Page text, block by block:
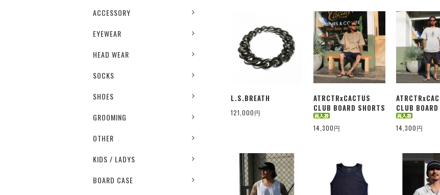
ACCESSORY
EYEWEAR
HEAD WEAR
SOCKS
SHOES
GROOMING
OTHER
KIDS / LADYS
BOARD CASE
L.S.BREATH
121,000円
ATRCTRxCACTUS
CLUB BOARD SHORTS
14,300円
CLUB
14,300円